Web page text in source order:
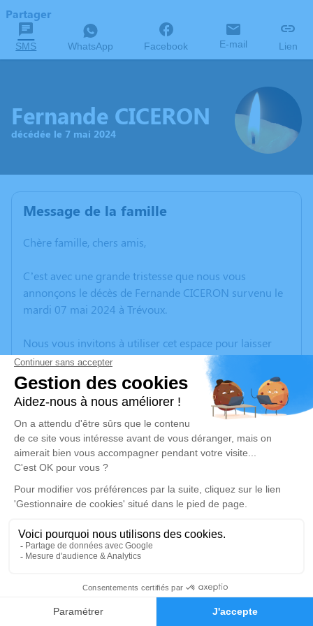
Faire-part Hommages
Partager
SMS WhatsApp Facebook E-mail Lien
Fernande CICERON
décédée le 7 mai 2024
Message de la famille
Chère famille, chers amis,
C’est avec une grande tristesse que nous vous
annonçons le décès de Fernande CICERON survenu le
mardi 07 mai 2024 à Trévoux.
Nous vous invitons à utiliser cet espace pour laisser
vos condoléances, partager des photos souvenirs, une
anecdote ou exprimer vos pensées à travers des
poèmes ou des textes. Cet endroit est un lieu
d'expression dédié à honorer la mémoire de Fernande
CICERON.
Un service de plantation d’arbre hommage est
disponible ici.
Je rends hommage
Cérémonie
Eglise Saint-André 1 Rue des Remparts
38260 La Côte Saint André